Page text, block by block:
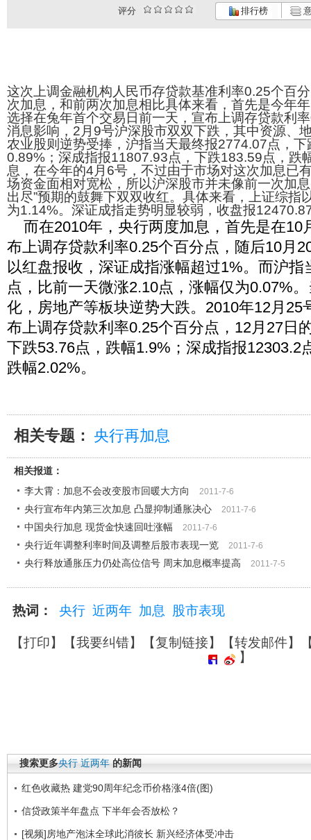
评分 排行榜
这次上调金融机构人民币存贷款基准利率0.25个百
次加息，和前两次加息相比具体来看，首先是今年
选择在兔年首个交易日前一天，宣布上调存贷款利
消息影响，2月9号沪深股市双双下跌，其中资源、
农业股则逆势受捧，沪指当天最终报2774.07点，
0.89%；深成指报11807.93点，下跌183.59点，跌
息，在今年的4月6号，不过由于市场对这次加息已
场资金面相对宽松，所以沪深股市并未像前一次加
出尽”预期的鼓舞下双双收红。具体来看，上证综指
为1.14%。深证成指走势明显较弱，收盘报
而在2010年，央行两度加息，首先是在10
布上调存贷款利率0.25个百分点，随后10月
以红盘报收，深证成指涨幅超过1%。而沪指
点，比前一天微涨2.10点，涨幅仅为0.07%
化，房地产等板块逆势大跌。2010年12月25
布上调存贷款利率0.25个百分点，12月27日
下跌53.76点，跌幅1.9%；深成指报12303.2
跌幅2.02%。
相关专题： 央行再加息
相关报道：
李大霄：加息不会改变股市回暖大方向
2011-7-6
央行宣布年内第三次加息 凸显抑制通胀决心 2011-7-6
中国央行加息 现货金快速回吐涨幅 2011-7-6
央行近年调整利率时间及调整后股市表现一览 2011-7-6
央行释放通胀压力仍处高位信号 周末加息概率提高 2011-7-5
热词： 央行 近两年 加息 股市表现
【打印】【我要纠错】【复制链接】【转发邮件】
】
搜索更多央行 近两年 的新闻
红色收藏热 建党90周年纪念币价格涨4倍(图)
信贷政策半年盘点 下半年会否放松？
[视频]房地产泡沫全球此消彼长 新兴经济体受冲击